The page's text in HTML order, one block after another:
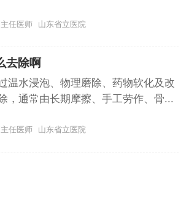
任医师 山东省立医院
去除啊
温水浸泡、物理磨除、药物软化及改
，通常由长期摩擦、手工劳作、骨...
任医师 山东省立医院